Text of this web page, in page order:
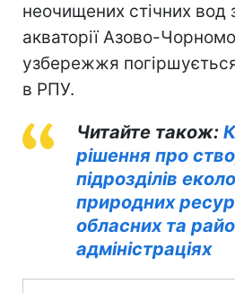
неочищених стічних вод
акваторії Азово-
узбережжя
в РПУ.
Читайте також:
рішення про
підрозділів
природних
обласних та
адміністраціях